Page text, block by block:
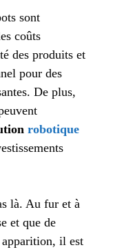
sont
coûts
des produits et
pour des
De plus,
robotique
là. Au fur et à
et que de
il est